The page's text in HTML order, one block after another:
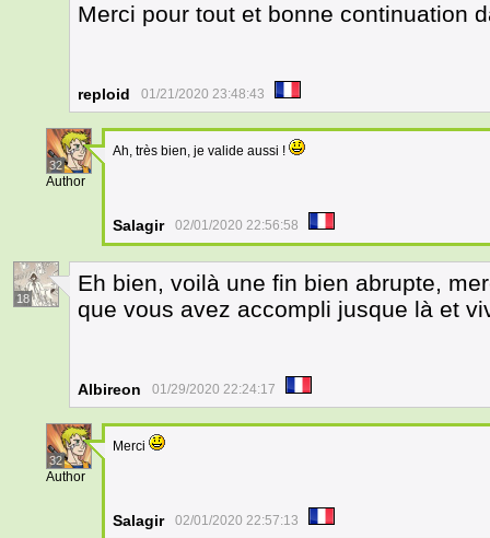
Merci pour tout et bonne continuation
reploid 01/21/2020 23:48:43
32
Author
Ah, très bien, je valide aussi !
Salagir 02/01/2020 22:56:58
18
Eh bien, voilà une fin bien abrupte,
que vous avez accompli jusque là et
Albireon 01/29/2020 22:24:17
32
Author
Merci
Salagir 02/01/2020 22:57:13